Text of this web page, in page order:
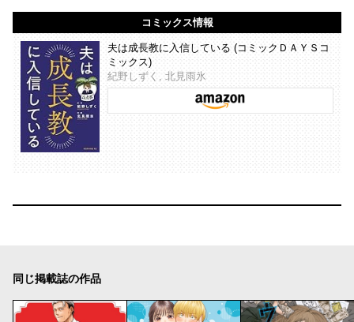
コミックス情報
夫は成長教に入信している (コミックＤＡＹＳコ
ミックス)
紀野しずく, 北見雨氷
同じ掲載誌の作品